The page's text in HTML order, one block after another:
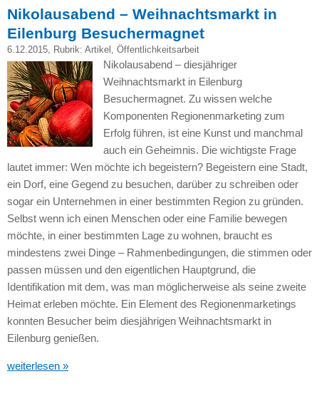
Nikolausabend – Weihnachtsmarkt in
Eilenburg Besuchermagnet
6.12.2015, Rubrik: Artikel Öffentlichkeitsarbeit
Nikolausabend – diesjähriger
Weihnachtsmarkt in Eilenburg
Besuchermagnet. Zu wissen welche
Komponenten Regionenmarketing zum
Erfolg führen, ist eine Kunst und manchmal
auch ein Geheimnis. Die wichtigste Frage
lautet immer: Wen möchte ich begeistern? Begeistern eine Stadt,
ein Dorf, eine Gegend zu besuchen, darüber zu schreiben oder
sogar ein Unternehmen in einer bestimmten Region zu gründen.
Selbst wenn ich einen Menschen oder eine Familie bewegen
möchte, in einer bestimmten Lage zu wohnen, braucht es
mindestens zwei Dinge – Rahmenbedingungen, die stimmen oder
passen müssen und den eigentlichen Hauptgrund, die
Identifikation mit dem, was man möglicherweise als seine zweite
Heimat erleben möchte. Ein Element des Regionenmarketings
konnten Besucher beim diesjährigen Weihnachtsmarkt in
Eilenburg genießen.
weiterlesen »